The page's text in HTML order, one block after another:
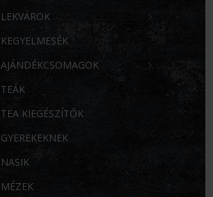
LEKVÁROK
KEGYELMESÉK
AJÁNDÉKCSOMAGOK
TEÁK
TEA KIEGÉSZÍTŐK
GYEREKEKNEK
NASIK
MÉZEK